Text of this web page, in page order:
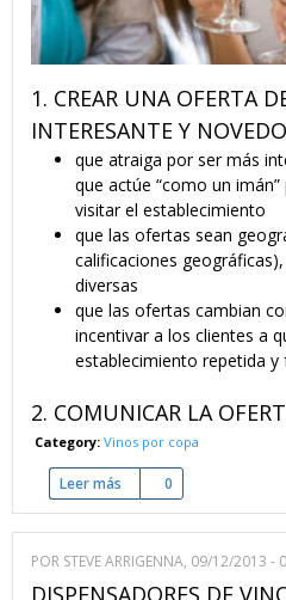
1. CREAR UNA OFERTA
INTERESANTE Y
que atraiga por ser más
que actúe “como un
visitar el establecimiento
que las ofertas sean
calificaciones
diversas
que las ofertas cambian
incentivar a los clientes a
establecimiento repetida y
2. COMUNICAR LA
Category: Vinos por copa
Leer más sobre Ofrecer vinos
0
POR STEVE ARRIGENNA, 09/12/2013 -